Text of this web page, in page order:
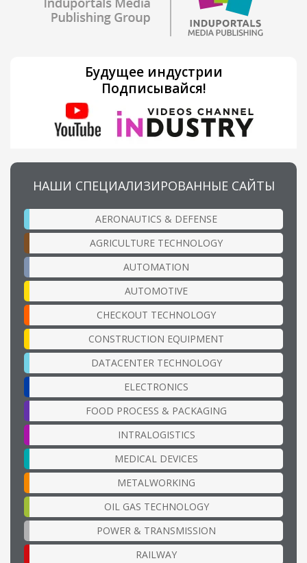
Будущее индустрии
Подписывайся!
НАШИ СПЕЦИАЛИЗИРОВАННЫЕ САЙТЫ
AERONAUTICS & DEFENSE
AGRICULTURE TECHNOLOGY
AUTOMATION
AUTOMOTIVE
CHECKOUT TECHNOLOGY
CONSTRUCTION EQUIPMENT
DATACENTER TECHNOLOGY
ELECTRONICS
FOOD PROCESS & PACKAGING
INTRALOGISTICS
MEDICAL DEVICES
METALWORKING
OIL GAS TECHNOLOGY
POWER & TRANSMISSION
RAILWAY